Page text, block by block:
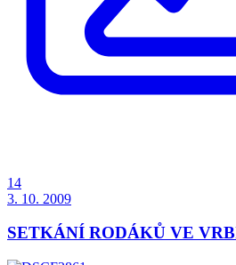
14
3. 10. 2009
SETKÁNÍ RODÁKŮ VE